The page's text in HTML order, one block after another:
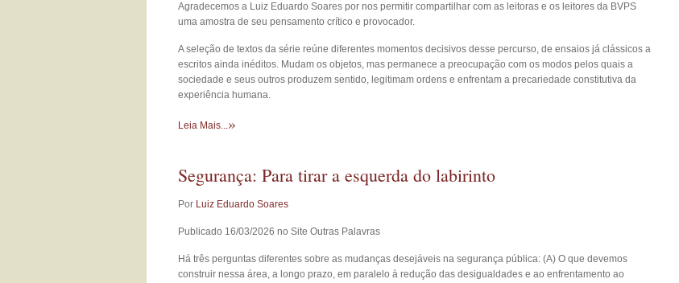
Agradecemos a Luiz Eduardo Soares por nos permitir compartilhar com as leitoras e os leitores da BVPS
uma amostra de seu pensamento crítico e provocador.
A seleção de textos da série reúne diferentes momentos decisivos desse percurso, de ensaios já clássicos a
escritos ainda inéditos. Mudam os objetos, mas permanece a preocupação com os modos pelos quais a
sociedade e seus outros produzem sentido, legitimam ordens e enfrentam a precariedade constitutiva da
experiência humana.
Leia Mais...»
Segurança: Para tirar a esquerda do labirinto
Por Luiz Eduardo Soares
Publicado 16/03/2026 no Site Outras Palavras
Há três perguntas diferentes sobre as mudanças desejáveis na segurança pública: (A) O que devemos
construir nessa área, a longo prazo, em paralelo à redução das desigualdades e ao enfrentamento ao